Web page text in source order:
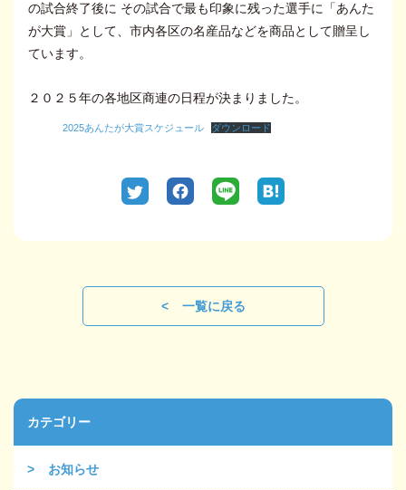
の試合終了後に その試合で最も印象に残った選手に「あんた
が大賞」として、市内各区の名産品などを商品として贈呈し
ています。
２０２５年の各地区商連の日程が決まりました。
2025あんたが大賞スケジュール ダウンロード
一覧に戻る
カテゴリー
お知らせ